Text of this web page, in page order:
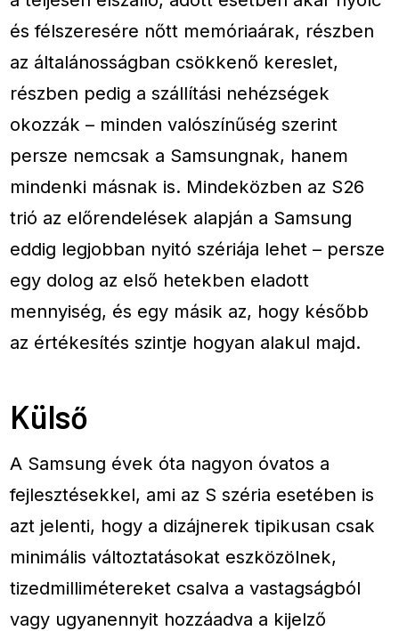
és félszeresére nőtt memóriaárak, részben
az általánosságban csökkenő kereslet,
részben pedig a szállítási nehézségek
okozzák – minden valószínűség szerint
persze nemcsak a Samsungnak, hanem
mindenki másnak is. Mindeközben az S26
trió az előrendelések alapján a Samsung
eddig legjobban nyitó szériája lehet – persze
egy dolog az első hetekben eladott
mennyiség, és egy másik az, hogy később
az értékesítés szintje hogyan alakul majd.
Külső
A Samsung évek óta nagyon óvatos a
fejlesztésekkel, ami az S széria esetében is
azt jelenti, hogy a dizájnerek tipikusan csak
minimális változtatásokat eszközölnek,
tizedmillimétereket csalva a vastagságból
vagy ugyanennyit hozzáadva a kijelző